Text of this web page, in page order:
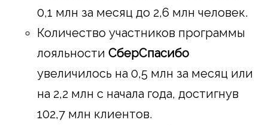
0,1 млн за месяц до 2,6 млн человек.
Количество участников программы
лояльности СберСпасибо
увеличилось на 0,5 млн за месяц или
на 2,2 млн с начала года, достигнув
102,7 млн клиентов.